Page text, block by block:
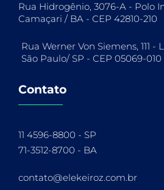
Rua Hidrogênio, 3076-A - Polo
Camaçari / BA - CEP 42810-210
Rua Werner Von Siemens, 111 -
São Paulo/ SP - CEP 05069-010
Contato
11 4596-8800 - SP
71-3512-8700 - BA
contato@elekeiroz.com.br